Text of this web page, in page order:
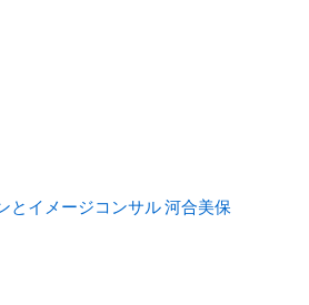
とイメージコンサル 河合美保